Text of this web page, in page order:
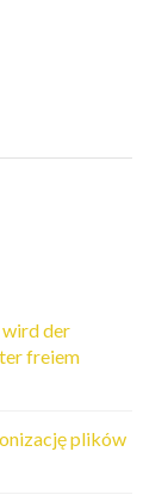
wird der
freiem
plików